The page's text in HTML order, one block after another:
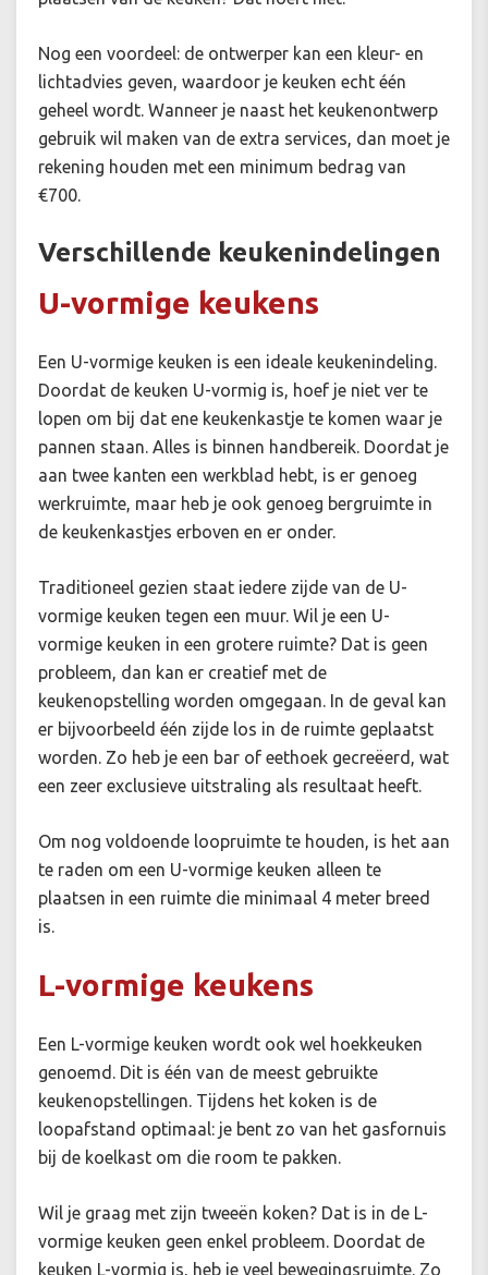
Nog een voordeel: de ontwerper kan een kleur- en
lichtadvies geven, waardoor je keuken echt één
geheel wordt. Wanneer je naast het keukenontwerp
gebruik wil maken van de extra services, dan moet je
rekening houden met een minimum bedrag van
€700.
Verschillende keukenindelingen
U-vormige keukens
Een U-vormige keuken is een ideale keukenindeling.
Doordat de keuken U-vormig is, hoef je niet ver te
lopen om bij dat ene keukenkastje te komen waar je
pannen staan. Alles is binnen handbereik. Doordat je
aan twee kanten een werkblad hebt, is er genoeg
werkruimte, maar heb je ook genoeg bergruimte in
de keukenkastjes erboven en er onder.
Traditioneel gezien staat iedere zijde van de U-
vormige keuken tegen een muur. Wil je een U-
vormige keuken in een grotere ruimte? Dat is geen
probleem, dan kan er creatief met de
keukenopstelling worden omgegaan. In de geval kan
er bijvoorbeeld één zijde los in de ruimte geplaatst
worden. Zo heb je een bar of eethoek gecreëerd, wat
een zeer exclusieve uitstraling als resultaat heeft.
Om nog voldoende loopruimte te houden, is het aan
te raden om een U-vormige keuken alleen te
plaatsen in een ruimte die minimaal 4 meter breed
is.
L-vormige keukens
Een L-vormige keuken wordt ook wel hoekkeuken
genoemd. Dit is één van de meest gebruikte
keukenopstellingen. Tijdens het koken is de
loopafstand optimaal: je bent zo van het gasfornuis
bij de koelkast om die room te pakken.
Wil je graag met zijn tweeën koken? Dat is in de L-
vormige keuken geen enkel probleem. Doordat de
keuken L-vormig is, heb je veel bewegingsruimte. Zo